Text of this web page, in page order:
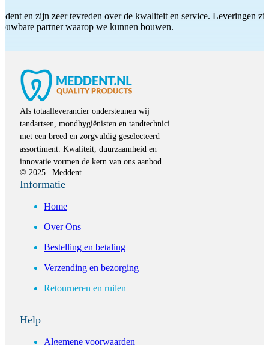
en zijn zeer tevreden over de kwaliteit en service. Leveringen
partner waarop we kunnen bouwen.
Als totaalleverancier ondersteunen wij
tandartsen, mondhygiënisten en tandtechnici
met een breed en zorgvuldig geselecteerd
assortiment. Kwaliteit, duurzaamheid en
innovatie vormen de kern van ons aanbod.
© 2025 | Meddent
Informatie
Home
Over Ons
Bestelling en betaling
Verzending en bezorging
Retourneren en ruilen
Help
Algemene voorwaarden